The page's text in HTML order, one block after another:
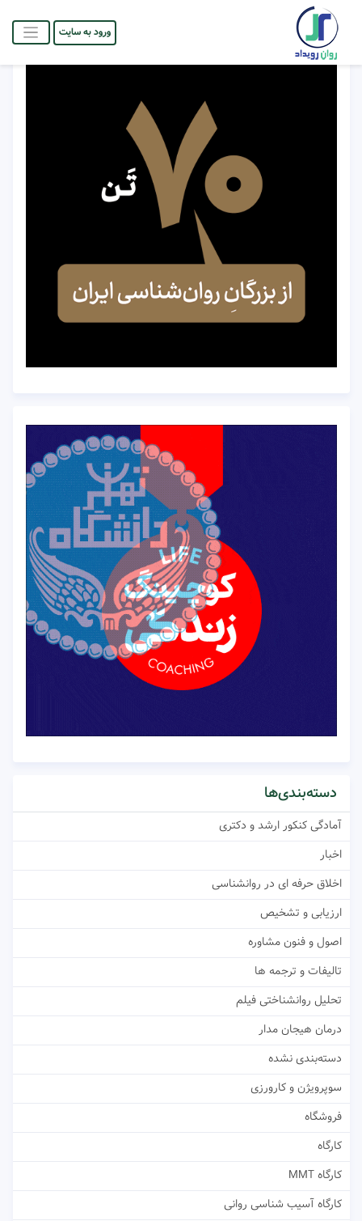
ورود به سایت
دسته‌بندی‌ها
آمادگی کنکور ارشد و دکتری
اخبار
اخلاق حرفه ای در روانشناسی
ارزیابی و تشخیص
اصول و فنون مشاوره
تالیفات و ترجمه ها
تحلیل روانشناختی فیلم
درمان هیجان مدار
دسته‌بندی نشده
سوپرویژن و کارورزی
فروشگاه
کارگاه
کارگاه MMT
کارگاه آسیب شناسی روانی